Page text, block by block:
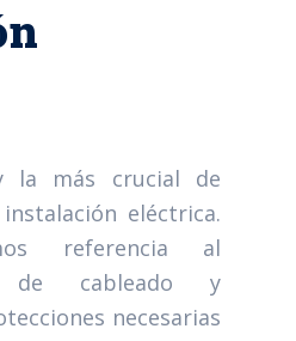
la más crucial de
eléctrica.
referencia al
de cableado y
necesarias